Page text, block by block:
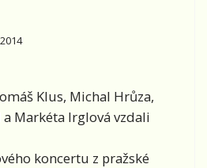
Klus, Michal Hrůza,
Markéta Irglová vzdali
koncertu z pražské